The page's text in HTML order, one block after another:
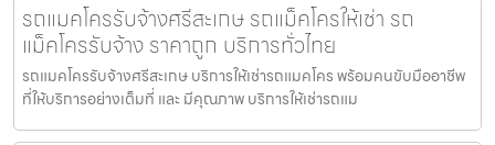
รถแมคโครรับจ้างศรีสะเกษ รถแม็คโครให้เช่า รถ
แม็คโครรับจ้าง ราคาถูก บริการทั่วไทย
รถแมคโครรับจ้างศรีสะเกษ บริการให้เช่ารถแมคโคร พร้อมคนขับมืออาชีพ
ที่ให้บริการอย่างเต็มที่ และ มีคุณภาพ บริการให้เช่ารถแม